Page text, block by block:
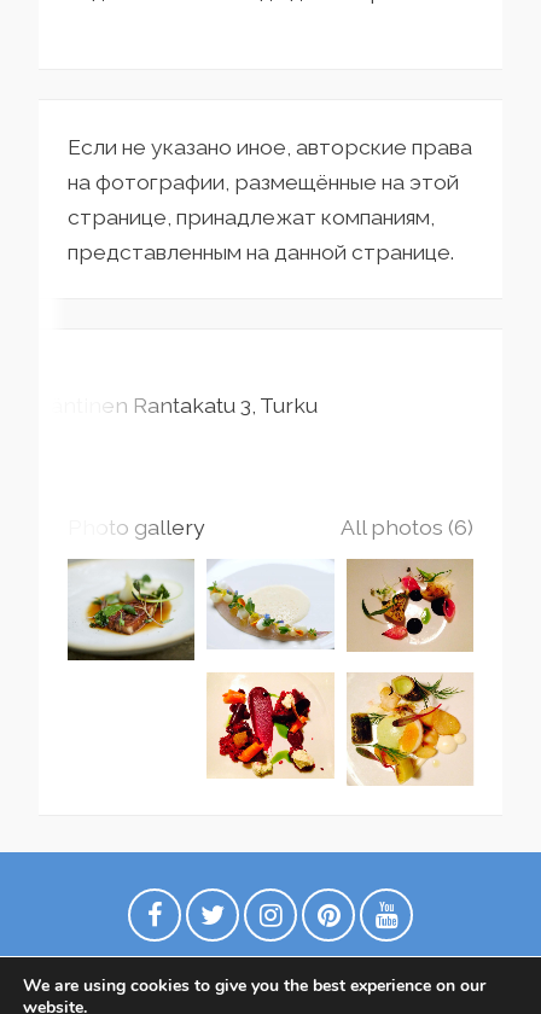
Если не указано иное, авторские права
на фотографии, размещённые на этой
странице, принадлежат компаниям,
представленным на данной странице.
Läntinen Rantakatu3 Turku
Photo gallery All photos (6)
We are using cookies to give you the best experience on our
website.